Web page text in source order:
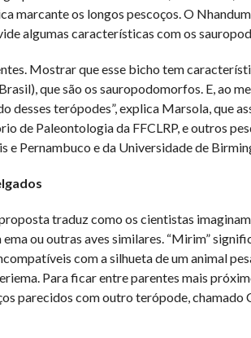
marcante os longos pescoços. O
algumas características com os
Mostrar que esse bicho tem
que são os sauropodomorfos. E, ao
desses terópodes”, explica Marsola, que
de Paleontologia da FFCLRP, e outros
e Pernambuco e da Universidade de
traduz como os cientistas imaginam
ou outras aves similares. “Mirim”
com a silhueta de um animal
Para ficar entre parentes mais
parecidos com outro terópode, chamado